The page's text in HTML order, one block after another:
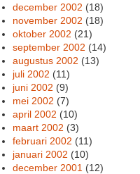
december 2002 (18)
november 2002 (18)
oktober 2002 (21)
september 2002 (14)
augustus 2002 (13)
juli 2002 (11)
juni 2002 (9)
mei 2002 (7)
april 2002 (10)
maart 2002 (3)
februari 2002 (11)
januari 2002 (10)
december 2001 (12)